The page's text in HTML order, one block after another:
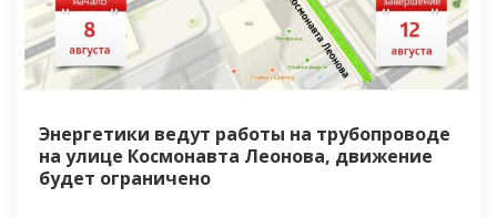
Энергетики ведут работы на трубопроводе
на улице Космонавта Леонова, движение
будет ограничено